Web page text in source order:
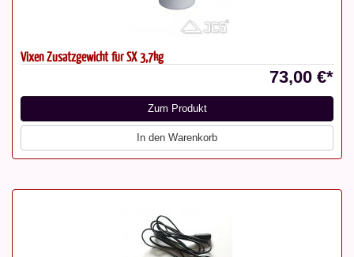
Vixen Zusatzgewicht für SX 3,7kg
73,00 €*
Zum Produkt
In den Warenkorb